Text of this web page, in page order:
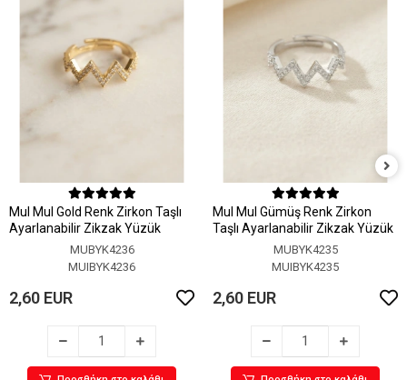
MuI MuI Gold Renk Zirkon Taşlı
Ayarlanabilir Zikzak Yüzük
MUBYK4236
MUIBYK4236
2,60 EUR
MuI MuI Gümüş Renk Zirkon
Taşlı Ayarlanabilir Zikzak Yüzük
MUBYK4235
MUIBYK4235
2,60 EUR